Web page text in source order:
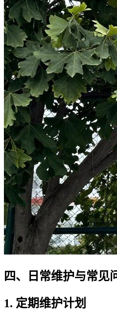
四、日常维护与常见
1. 定期维护计划